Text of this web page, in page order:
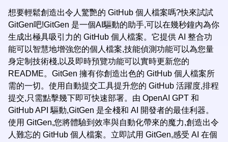
想要輕鬆創造出令人驚艷的 GitHub 個人檔案嗎?快來試試
GitGen吧!GitGen 是一個AI驅動的助手,可以在幾秒鐘內為你
生成出極具吸引力的 GitHub 個人檔案。它提供 AI 整合功
能可以智慧地增強您的個人檔案,技能偵測功能可以為您量
身定制技術棧,以及即時預覽功能可以實時更新您的
README。GitGen 擁有你創造出色的 GitHub 個人檔案所
需的一切。使用自動提交工具提升您的 GitHub 活躍度,排程
提交,只需點擊幾下即可快速部署。由 OpenAI GPT 和
GitHub API 驅動,GitGen 是全棧和 AI 開發者的最佳利器。
使用 GitGen,您將體驗到效率與自動化帶來的魔力,創造出令
人難忘的 GitHub 個人檔案。立即試用 GitGen,感受 AI 在個